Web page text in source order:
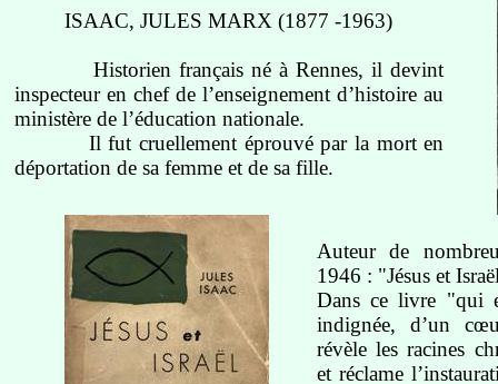
ISAAC, JULES MARX (1877 -1963)
Historien français né à Rennes, il devint
inspecteur en chef de l’enseignement d’histoire au
ministère de l’éducation nationale.
Il fut cruellement éprouvé par la mort en
déportation de sa femme et de sa fille.
Auteur de
1946 : "Jésus et
Dans ce livre "qui
indignée, d’un
révèle les racines
et réclame